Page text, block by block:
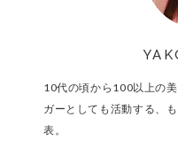
10代の頃から100以上の
ガーとしても活動する、
表。